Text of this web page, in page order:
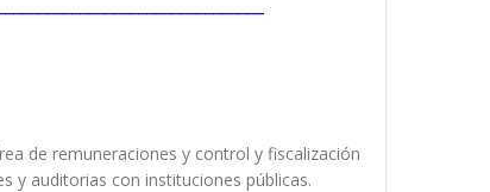
de remuneraciones y control y fiscalización
y auditorias con instituciones públicas.